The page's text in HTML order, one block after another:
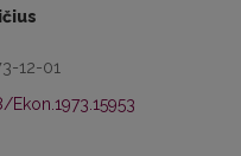
12-01